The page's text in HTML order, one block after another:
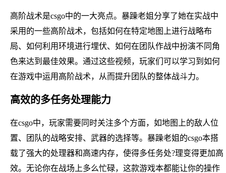
高阶战术是csgo中的一大亮点。暴躁老姐分享了她在实战中
采用的一些高阶战术，包括如何在特定地图上进行战略布
局、如何利用环境进行埋伏、如何在团队作战中扮演不同角
色来达到最佳效果。通过这些视频，玩家们可以学习到如何
在游戏中运用高阶战术，从而提升团队的整体战斗力。
高效的多任务处理能力
在csgo中，玩家需要同时关注多个方面，如地图上的敌人位
置、团队的战略安排、武器的选择等。暴躁老姐的csgo本搭
载了强大的处理器和高速内存，使得多任务处?理变得更加高
效。无论你在战场上多么忙碌，这款游戏本都能让你的操作